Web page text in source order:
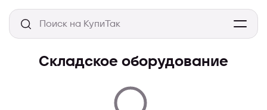
Складское оборудование